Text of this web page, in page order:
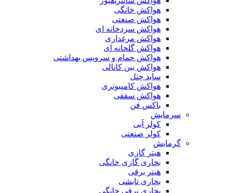
هواکش خانگی
هواکش صنعتی
هواکش سردخانه ای
هواکش مرغداری
هواکش گلخانه ای
هواکش حمام و سرویس بهداشتی
هواکش بین کانالی
ساید چنل
هواکش کامپیوتری
هواکش سقفی
باکس فن
سرمایش
کولر آبی
کولر صنعتی
گرمایش
هیتر گازی
بخاری گازی خانگی
هیتر برقی
بخاری تابشی
بخاری برقی خانگی